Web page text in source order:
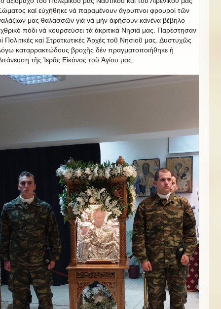
καί εὐχήθηκε νά παραμένουν ἂγρυπνοι φρουροί τῶν
μας θαλασσῶν γιά νά μήν ἀφήσουν κανένα βέβηλο
πόδι νά κουρσεύσει τά ἀκριτικά Νησιά μας. Παρέστησαν
Πολιτικές καί Στρατιωτικές Ἀρχές τοῦ Νησιοῦ μας. Δυστυχῶς
καταρρακτώδους βροχῆς δέν πραγματοποιήθηκε ἡ
τῆς Ἱερᾶς Εἰκόνος τοῦ Ἁγίου μας.